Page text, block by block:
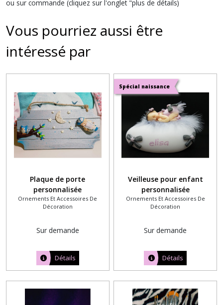
ou sur commande (cliquez sur l'onglet "plus de détails)
Vous pourriez aussi être
intéressé par
Plaque de porte
personnalisée
Ornements Et Accessoires De
Décoration
Sur demande
Détails
Spécial naissance
Veilleuse pour enfant
personnalisée
Ornements Et Accessoires De
Décoration
Sur demande
Détails